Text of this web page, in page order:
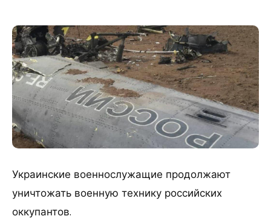
Украинские военнослужащие продолжают
уничтожать военную технику российских
оккупантов.